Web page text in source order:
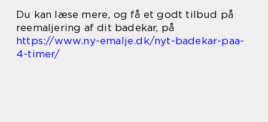
Du kan læse mere, og få et godt tilbud på
reemaljering af dit badekar, på
https://www.ny-emalje.dk/nyt-badekar-paa-
4-timer/